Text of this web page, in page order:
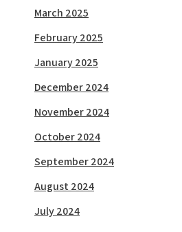
March 2025
February 2025
January 2025
December 2024
November 2024
October 2024
September 2024
August 2024
July 2024